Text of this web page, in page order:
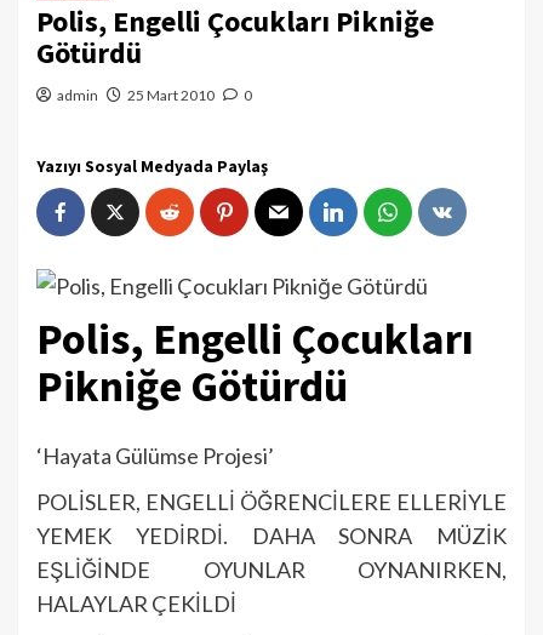
Polis, Engelli Çocukları Pikniğe
Götürdü
admin 25 Mart 2010 0
Yazıyı Sosyal Medyada Paylaş
Polis, Engelli Çocukları
Pikniğe Götürdü
‘Hayata Gülümse Projesi’
POLİSLER, ENGELLİ ÖĞRENCİLERE ELLERİYLE
YEMEK YEDİRDİ. DAHA SONRA MÜZİK
EŞLİĞİNDE OYUNLAR OYNANIRKEN,
HALAYLAR ÇEKİLDİ